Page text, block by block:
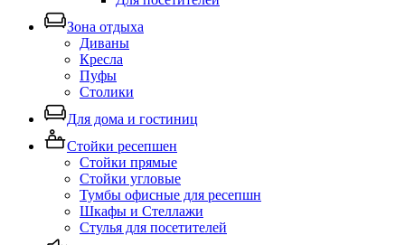
Зона отдыха
Диваны
Кресла
Пуфы
Столики
Для дома и гостиниц
Стойки ресепшен
Стойки прямые
Стойки угловые
Тумбы офисные для ресепшн
Шкафы и Стеллажи
Стулья для посетителей